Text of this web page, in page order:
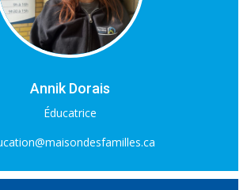
Annik Dorais
Éducatrice